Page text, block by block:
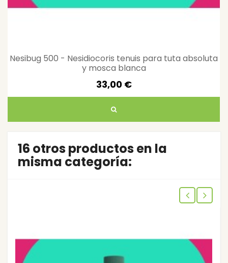
Nesibug 500 - Nesidiocoris tenuis para tuta absoluta
y mosca blanca
33,00 €
16 otros productos en la
misma categoría: